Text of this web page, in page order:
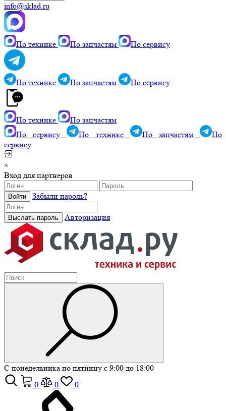
info@sklad.ru
По технике По запчастям По сервису
По технике По запчастям По сервису
По технике
По запчастям
По сервису
По технике По запчастям
По
сервису
×
Вход для партнеров
Забыли пароль?
Авторизация
С понедельника по пятницу с 9:00 до 18:00
0
0 0